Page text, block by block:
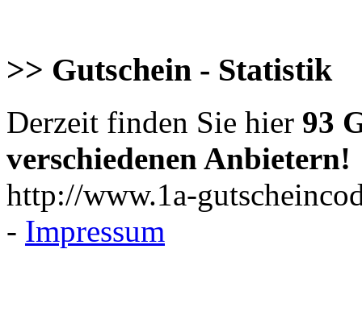
>> Gutschein - Statistik
Derzeit finden Sie hier 93
verschiedenen Anbietern!
http://www.1a-
- Impressum